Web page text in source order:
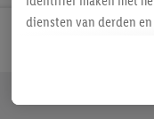
klant
diensten van derden
Als je hiervoor
eerder interesse hebt